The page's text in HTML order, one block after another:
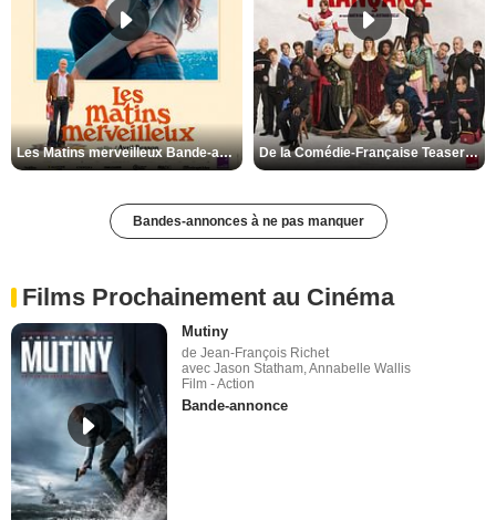
Les Matins merveilleux Bande-annonce VF De la Comédie-Française Teaser VF
Bandes-annonces à ne pas manquer
Films Prochainement au Cinéma
Mutiny
de Jean-François Richet
avec Jason Statham, Annabelle Wallis
Film - Action
Bande-annonce